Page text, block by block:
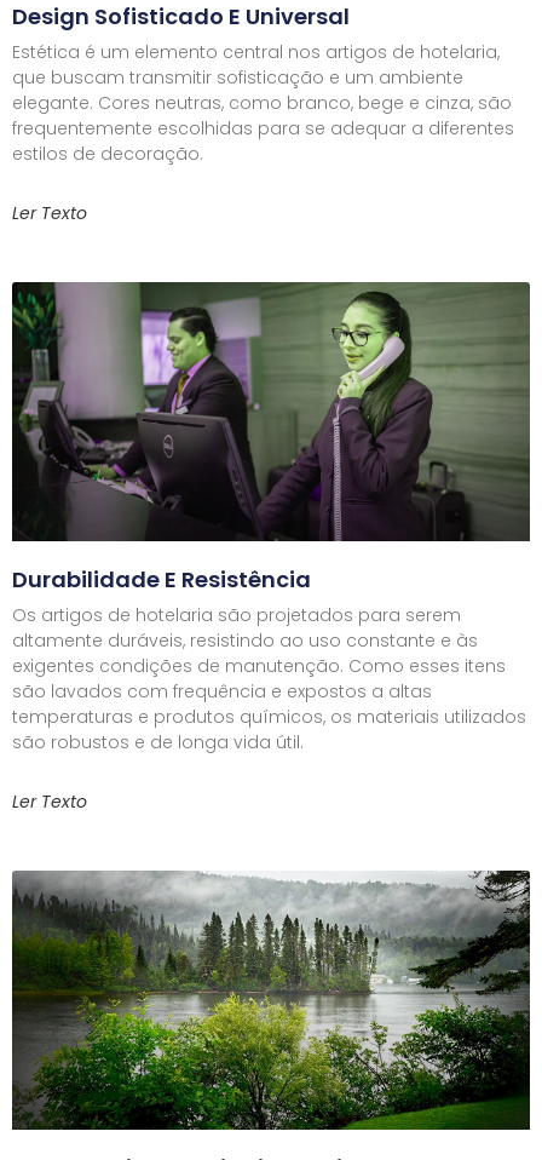
Design Sofisticado E Universal
Estética é um elemento central nos artigos de hotelaria,
que buscam transmitir sofisticação e um ambiente
elegante. Cores neutras, como branco, bege e cinza, são
frequentemente escolhidas para se adequar a diferentes
estilos de decoração.
Ler Texto
Durabilidade E Resistência
Os artigos de hotelaria são projetados para serem
altamente duráveis, resistindo ao uso constante e às
exigentes condições de manutenção. Como esses itens
são lavados com frequência e expostos a altas
temperaturas e produtos químicos, os materiais utilizados
são robustos e de longa vida útil.
Ler Texto